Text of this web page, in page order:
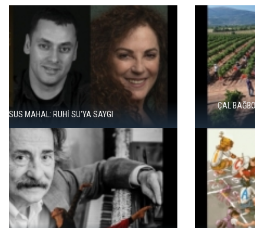
ÇAL BAĞBOZUMU FESTIVALI’NDE KÜLTÜR, SANAT VE BAĞCILIK
BIR ARADA